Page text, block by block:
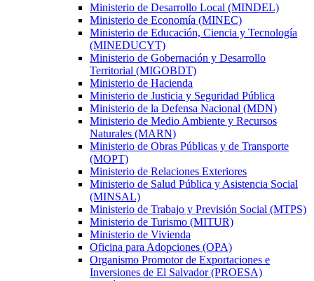
Ministerio de Desarrollo Local (MINDEL)
Ministerio de Economía (MINEC)
Ministerio de Educación, Ciencia y Tecnología
(MINEDUCYT)
Ministerio de Gobernación y Desarrollo
Territorial (MIGOBDT)
Ministerio de Hacienda
Ministerio de Justicia y Seguridad Pública
Ministerio de la Defensa Nacional (MDN)
Ministerio de Medio Ambiente y Recursos
Naturales (MARN)
Ministerio de Obras Públicas y de Transporte
(MOPT)
Ministerio de Relaciones Exteriores
Ministerio de Salud Pública y Asistencia Social
(MINSAL)
Ministerio de Trabajo y Previsión Social (MTPS)
Ministerio de Turismo (MITUR)
Ministerio de Vivienda
Oficina para Adopciones (OPA)
Organismo Promotor de Exportaciones e
Inversiones de El Salvador (PROESA)